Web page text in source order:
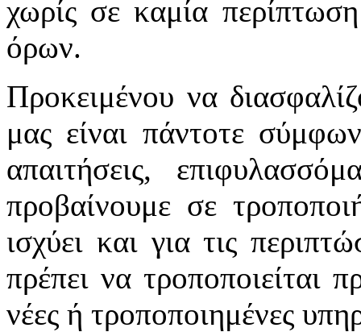
χωρίς σε καμία
όρων.
Προκειμένου να
μας είναι πάντοτε
απαιτήσεις,
προβαίνουμε σε
ισχύει και για τις
πρέπει να τροποποιείται
νέες ή τροποποιημένες